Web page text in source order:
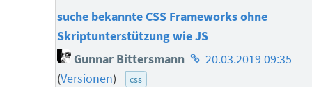
suche bekannte CSS Frameworks ohne
Skriptunterstützung wie JS
Gunnar Bittersmann Homepage
20.03.2019 09:35
(Versionen) css